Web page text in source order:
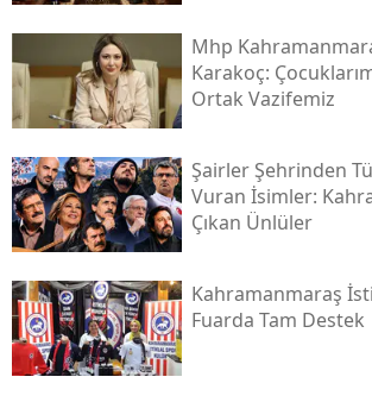
Mhp
Karakoç:
Ortak Vazifemiz
Şairler Şehrinden
Vuran İsimler:
Çıkan Ünlüler
Kahramanmaraş
Fuarda Tam Destek